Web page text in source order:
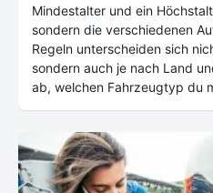
Mindestalter und ein
sondern die verschiedenen
Regeln unterscheiden sich
sondern auch je nach Land
ab, welchen Fahrzeugtyp du